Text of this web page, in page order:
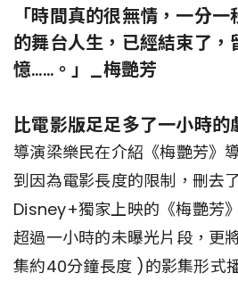
「時間真的很無情，一分
的舞台人生，已經結束了，
憶……。」_梅艷芳
比電影版足足多了一小時的
導演梁樂民在介紹《梅艷芳》
到因為電影長度的限制，刪去
Disney+獨家上映的《梅艷芳
超過一小時的未曝光片段，更
集約40分鐘長度 )的影集形式